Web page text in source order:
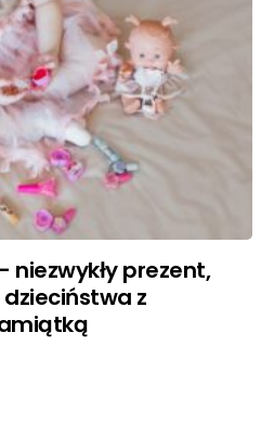
niezwykły prezent,
z